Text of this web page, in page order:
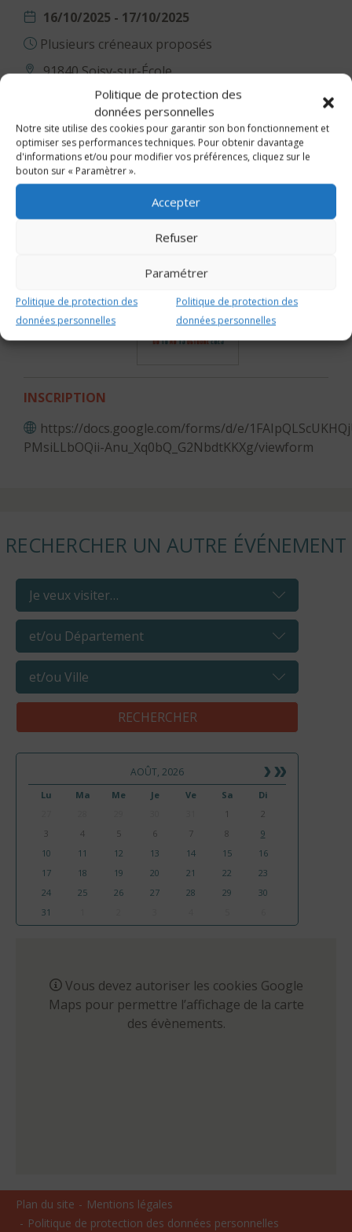
Politique de protection des
données personnelles
Notre site utilise des cookies pour garantir son bon fonctionnement et
optimiser ses performances techniques. Pour obtenir davantage
d'informations et/ou pour modifier vos préférences, cliquez sur le
bouton sur « Paramètrer ».
Accepter
Refuser
Paramétrer
Politique de protection des
données personnelles
Politique de protection des
données personnelles
16/10/2025 - 17/10/2025
Plusieurs créneaux proposés
91840 Soisy-sur-École
Maison, Aménagement extérieur-intérieur
ORGANISATEUR PARTENAIRES
INSCRIPTION
https://docs.google.com/forms/d/e/
PMsiLLbOQii-Anu_Xq0bQ_G2NbdtKKXg/viewform
RECHERCHER UN AUTRE ÉVÉNEMENT
AOÛT, 2026
Lu Ma Me Je Ve Sa
Di
1
2
3
4 5 6 7 8
9
10
11 12 13 14 15
16
17
18 19 20 21 22
23
24
25 26 27 28 29
30
31
Vous devez autoriser les cookies Google
Maps pour permettre l’affichage de la carte
des évènements.
Plan du site
Mentions légales
Politique de protection des données personnelles